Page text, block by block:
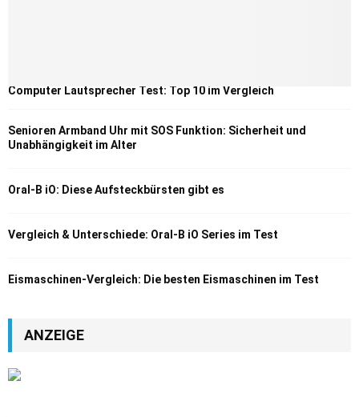
Computer Lautsprecher Test: Top 10 im Vergleich
Senioren Armband Uhr mit SOS Funktion: Sicherheit und
Unabhängigkeit im Alter
Oral-B iO: Diese Aufsteckbürsten gibt es
Vergleich & Unterschiede: Oral-B iO Series im Test
Eismaschinen-Vergleich: Die besten Eismaschinen im Test
ANZEIGE